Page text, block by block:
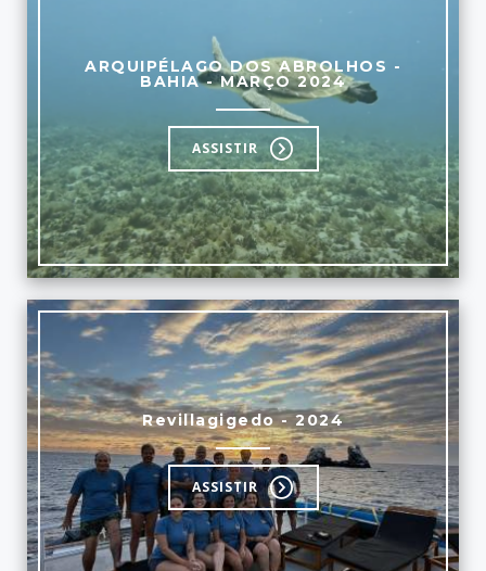
ARQUIPÉLAGO DOS ABROLHOS -
BAHIA - MARÇO 2024
ASSISTIR
Revillagigedo - 2024
ASSISTIR